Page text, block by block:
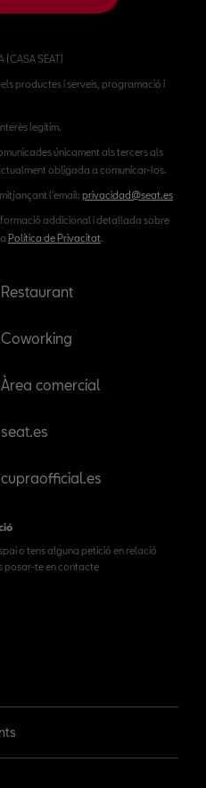
(CASA SEAT)
productes i serveis, programació i
legítim.
únicament als tercers als
obligada a comunicar-los.
l'email: privacidad@seat.es
addicional i detallada sobre
Política de Privacitat.
Restaurant
Coworking
Àrea comercial
seat.es
cupraofficial.es
o tens alguna petició en relació
posar-te en contacte